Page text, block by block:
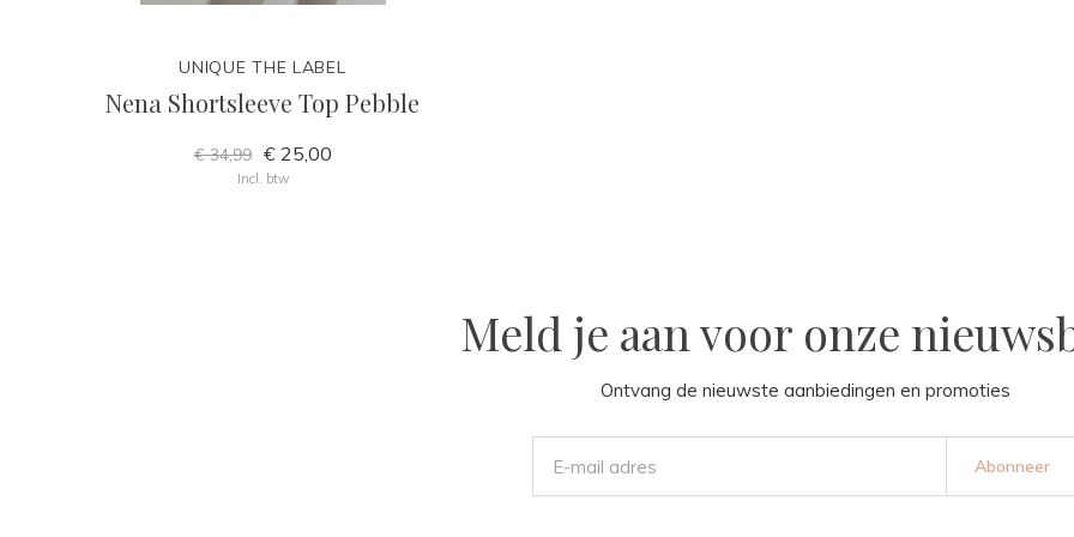
UNIQUE THE LABEL
Nena Shortsleeve Top Pebble
€ 34,99 € 25,00
Incl. btw
Meld je aan voor onze
Ontvang de nieuwste aanbiedingen en promoties
Abonneer